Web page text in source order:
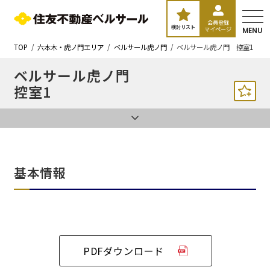
検討リスト
会員登録
マイページ
MENU
TOP
六本木・虎ノ門エリア ベルサール虎ノ門 ベルサール虎ノ門 控室1
ベルサール虎ノ門
控室1
基本情報
PDFダウンロード